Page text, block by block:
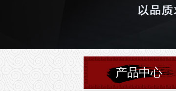
产品中心